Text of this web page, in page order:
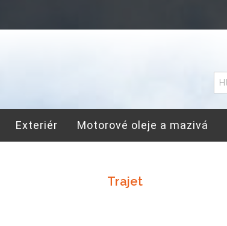
Exteriér Motorové oleje a mazivá
Trajet